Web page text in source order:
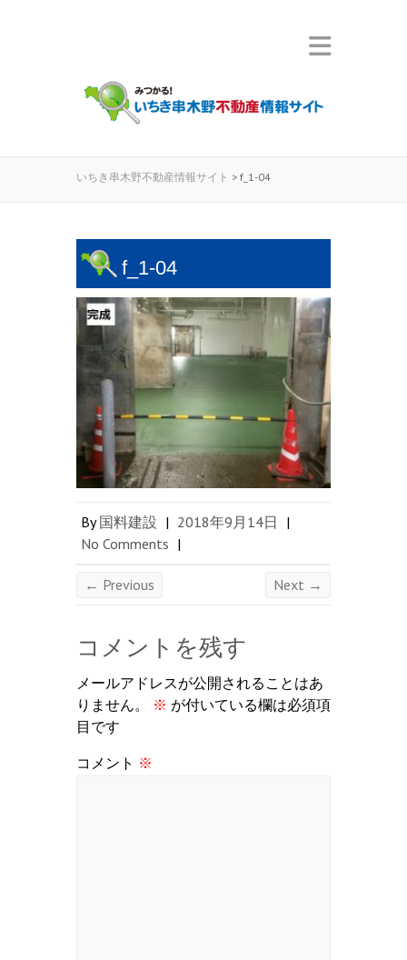
いちき串木野不動産情報サイト > f_1-04
f_1-04
By国料建設 | 2018年9月14日 |
No Comments |
← Previous Next →
コメントを残す
メールアドレスが公開されることはあ
りません。
※ が付いている欄は必須項
目です
コメント ※